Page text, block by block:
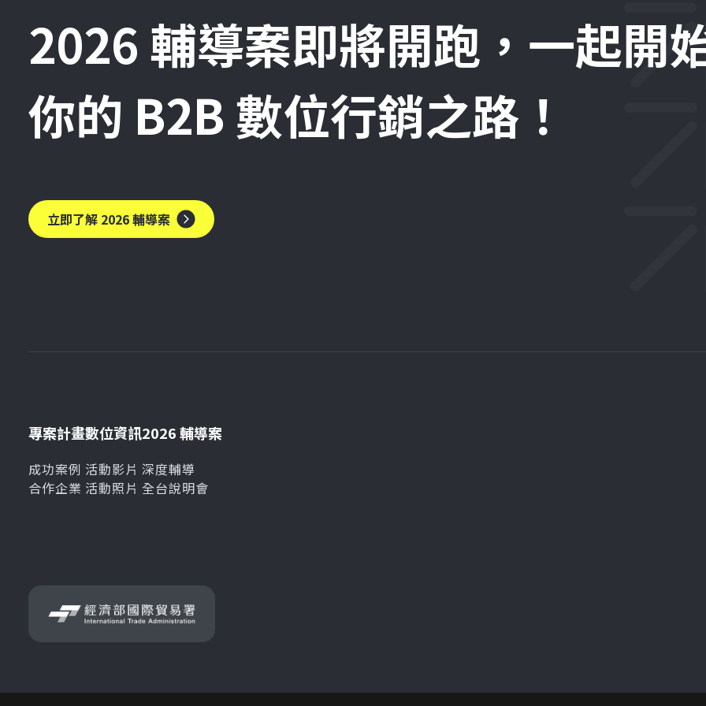
2026 輔導案即將開跑，一起開
你的 B2B 數位行銷之路！
立即了解 2026 輔導案
專案計畫
成功案例
合作企業
數位資訊
活動影片
活動照片
2026 輔導案
深度輔導
全台說明會